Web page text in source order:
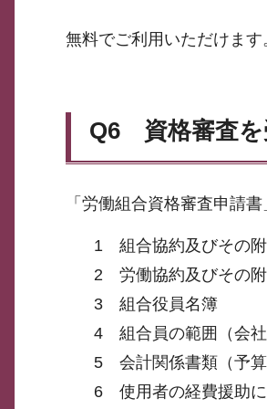
無料でご利用いただけます
Q6 資格審査を
「労働組合資格審査申請
1 組合協約及びその
2 労働協約及びその
3 組合役員名簿
4 組合員の範囲（会社
5 会計関係書類（予算
6 使用者の経費援助